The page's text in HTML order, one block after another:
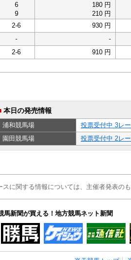
6
9
180 円
210 円
2-6 930 円
- -
2-6 910 円
本日の発売情報
浦和競馬場 投票受付中 3レ
園田競馬場 投票受付中 2レ
スに関する情報については、主催者発表のも
馬新聞が買える！地方競馬ネット新聞